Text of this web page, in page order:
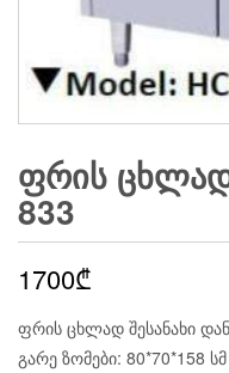
ᲤᲠᲘᲡ ᲪᲮᲚᲐᲓ
833
1700₾
ფრის ცხლად შესანახი
გარე ზომები: 80*70*158 სმ